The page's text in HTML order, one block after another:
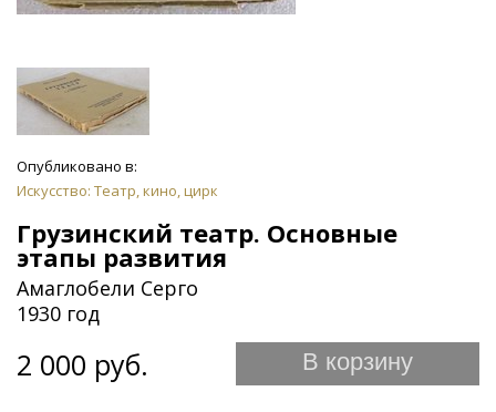
Опубликовано в:
Искусство: Театр, кино, цирк
Грузинский театр. Основные
этапы развития
Амаглобели Серго
1930 год
2 000 руб. В корзину